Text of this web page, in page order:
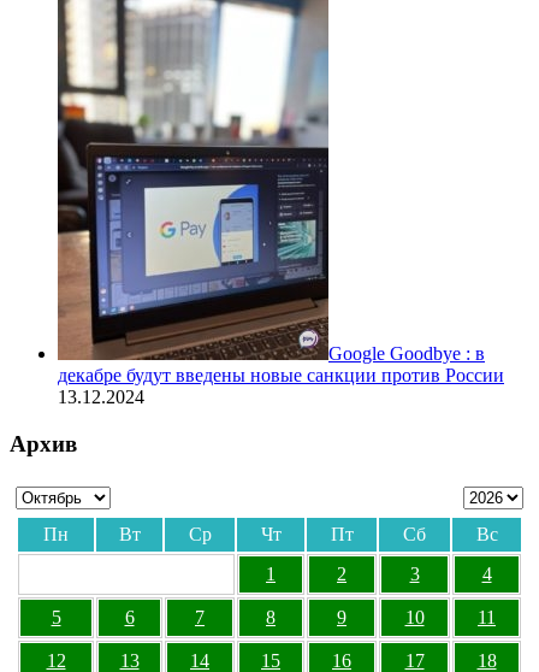
Google Goodbye : в
декабре будут введены новые санкции против России
13.12.2024
Архив
Пн Вт Ср Чт Пт Сб
Вс
1
2 3 4
5 6 7 8 9 10 11
12 13 14 15 16 17 18